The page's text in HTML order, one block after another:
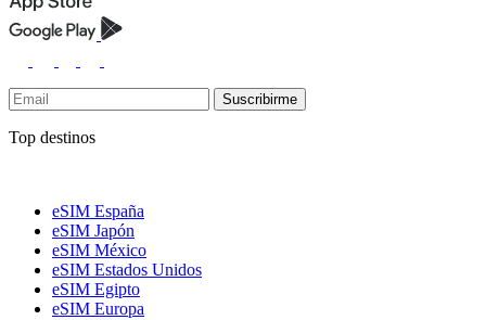
Suscribirme
Top destinos
eSIM España
eSIM Japón
eSIM México
eSIM Estados Unidos
eSIM Egipto
eSIM Europa